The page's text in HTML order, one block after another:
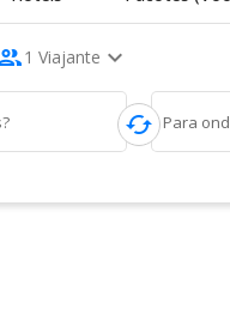
1 Viajante expand_more
cached Para